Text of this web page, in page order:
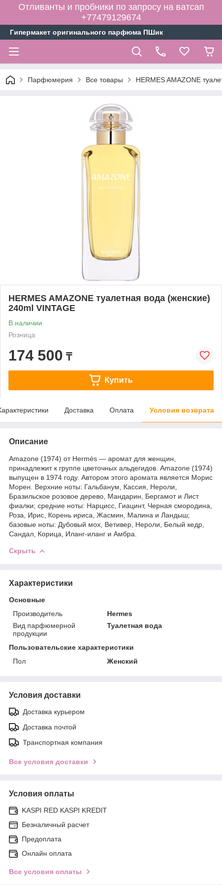
Отливанты и пробники по запросу на ватсап
+77479129674
Гипермакет оригинального парфюма ПШик
Парфюмерия Все товары HERMES AMAZONE
HERMES AMAZONE туалетная вода (женские)
240ml VINTAGE
В наличии
Розница
174 500 ₸
Купить
Доставка Оплата Условия возврата
Описание
Amazone (1974) от Hermès — аромат для женщин,
принадлежит к группе цветочных альдегидов. Amazone (1974)
выпущен в 1974 году. Автором этого аромата является Морис
Морен. Верхние ноты: Гальбанум, Кассия, Нероли,
Бразильское розовое дерево, Мандарин, Бергамот и Лист
фиалки; средние ноты: Нарцисс, Гиацинт, Черная смородина,
Роза, Ирис, Корень ириса, Жасмин, Малина и Ландыш;
базовые ноты: Дубовый мох, Ветивер, Нероли, Белый кедр,
Сандал, Корица, Иланг-иланг и Амбра.
Скрыть
Характеристики
Основные
Производитель
Hermes
Вид парфюмерной
продукции
Туалетная вода
Пользовательские характеристики
Пол
Женский
Условия доставки
Доставка курьером
Доставка почтой
Транспортная компания
Все условия доставки
Условия оплаты
KASPI RED KASPI KREDIT
Безналичный расчет
Предоплата
Онлайн оплата
Все условия оплаты